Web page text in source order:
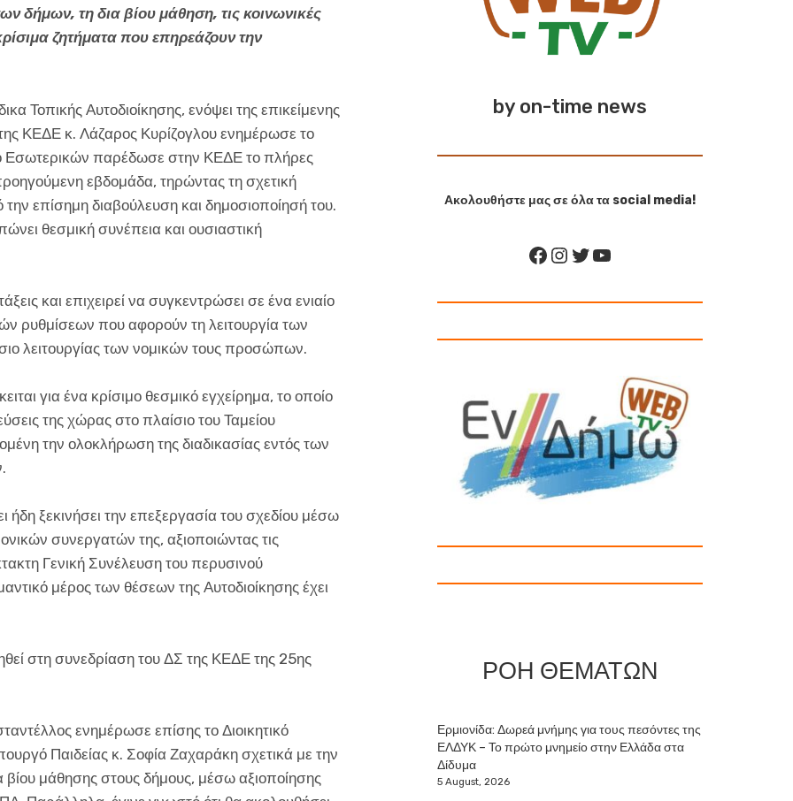
δήμων, τη δια βίου μάθηση, τις κοινωνικές
ζητήματα που επηρεάζουν την
Τοπικής Αυτοδιοίκησης, ενόψει της επικείμενης
ΚΕΔΕ κ. Λάζαρος Κυρίζογλου ενημέρωσε το
Εσωτερικών παρέδωσε στην ΚΕΔΕ το πλήρες
εβδομάδα, τηρώντας τη σχετική
επίσημη διαβούλευση και δημοσιοποίησή του.
θεσμική συνέπεια και ουσιαστική
και επιχειρεί να συγκεντρώσει σε ένα ενιαίο
ρυθμίσεων που αφορούν τη λειτουργία των
λειτουργίας των νομικών τους προσώπων.
για ένα κρίσιμο θεσμικό εγχείρημα, το οποίο
της χώρας στο πλαίσιο του Ταμείου
την ολοκλήρωση της διαδικασίας εντός των
ξεκινήσει την επεξεργασία του σχεδίου μέσω
συνεργατών της, αξιοποιώντας τις
Γενική Συνέλευση του περυσινού
μέρος των θέσεων της Αυτοδιοίκησης έχει
στη συνεδρίαση του ΔΣ της ΚΕΔΕ της 25ης
ενημέρωσε επίσης το Διοικητικό
Παιδείας κ. Σοφία Ζαχαράκη σχετικά με την
μάθησης στους δήμους, μέσω αξιοποίησης
by on-time news
Ακολουθήστε μας σε όλα τα social media!
ΡΟΗ ΘΕΜΑΤΩΝ
Ερμιονίδα: Δωρεά μνήμης για τους πεσόντες της
ΕΛΔΥΚ – Το πρώτο μνημείο στην Ελλάδα στα
Δίδυμα
5 August, 2026